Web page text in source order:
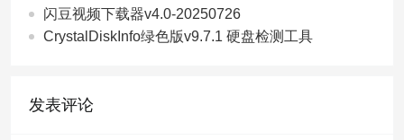
闪豆视频下载器v4.0-20250726
CrystalDiskInfo绿色版v9.7.1 硬盘检测工具
发表评论